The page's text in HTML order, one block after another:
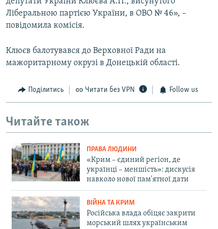
Ліберальною партією України, в ОВО № 46», –
повідомила комісія.
Клюєв балотувався до Верховної Ради на
мажоритарному окрузі в Донецькій області.
Поділитись Читати без VPN Follow us
Читайте також
ПРАВА ЛЮДИНИ
«Крим – єдиний регіон, де
українці – меншість»: дискусія
навколо нової пам'ятної дати
ВІЙНА ТА КРИМ
Російська влада обіцяє закрити
морський шлях українським